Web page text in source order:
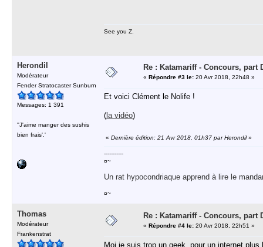
See you Z.
Herondil
Modérateur
Fender Stratocaster Sunburn
Messages: 1 391
''J'aime manger des sushis
bien frais'.'
Re : Katamariff - Concours, part
« Répondre #3 le: 20 Avr 2018, 22h48 »
Et voici Clément le Nolife !
( la vidéo)
« Dernière édition: 21 Avr 2018, 01h37 par Herondil»
-----------
¤~
Un rat hypocondriaque apprend à lire le
¤~
Thomas
Modérateur
Frankenstrat
Re : Katamariff - Concours, part
« Répondre #4 le: 20 Avr 2018, 22h51 »
Moi je suis trop un geek, pour un internet